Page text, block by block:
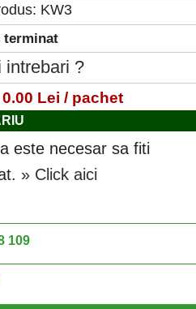
KW3
terminat
intrebari ?
Lei / pachet
este necesar sa fiti
» Click aici
109